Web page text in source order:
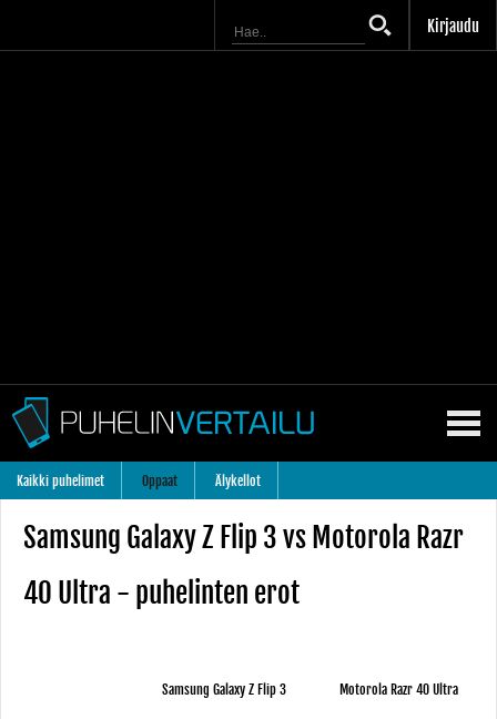
Kirjaudu
Kaikki puhelimet Oppaat Älykellot
Samsung Galaxy Z Flip 3 vs Motorola Razr
40 Ultra - puhelinten erot
Samsung Galaxy Z Flip 3 Motorola Razr 40 Ultra